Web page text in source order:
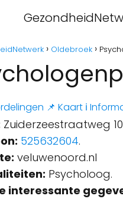
Oldebroek
📌 Kaart ℹ️
Zuiderzeestraatweg
525632604.
veluwenoord.nl
Psycholoog.
interessante